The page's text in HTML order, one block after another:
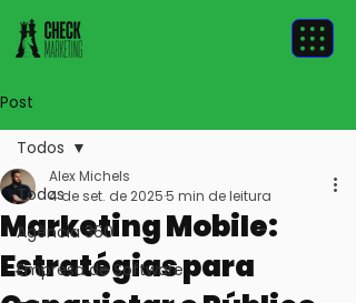
Post
Todos
Agência 360
Empresa de Software
Todos
Marketing Mobile:
Estratégias para
Alex Michels
4 de set. de 20255 min de leitura